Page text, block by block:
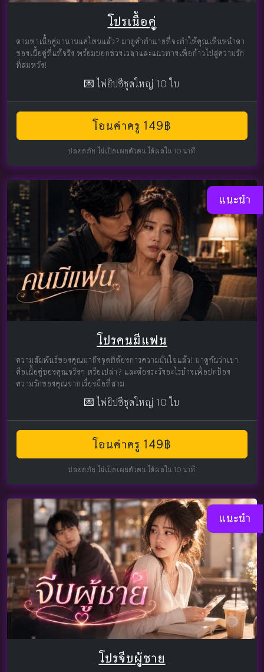
โปรเนื้อคู่
ตามหาเนื้อคู่มานานแค่ไหนแล้ว? มาดูคำทำนายที่จะทำให้คุณเห็นหน้าตา
ของเนื้อคู่ที่แท้จริง พร้อมบอกช่วงเวลาและแนวทางเพื่อก้าวไปสู่ความรัก
ที่สมหวัง!
💌 ไพ่ยิปซีชุดใหญ่ 10 ใบ
โอนค่าครู 149฿
ปลอดภัย ไม่เปิดเผยตัวตน ได้ผลใน 10 นาที
แนะนำ
โปรคนมีแฟน
ความสัมพันธ์ของคุณมาถึงจุดที่ต้องการความมั่นใจแล้ว! มาดูกันว่าเขา
คือเนื้อคู่ของคุณจริงๆ หรือเปล่า? และต้องระวังอะไรบ้างเพื่อปกป้อง
ความรักของคุณจากเรื่องมือที่สาม
💌 ไพ่ยิปซีชุดใหญ่ 10 ใบ
โอนค่าครู 149฿
ปลอดภัย ไม่เปิดเผยตัวตน ได้ผลใน 10 นาที
แนะนำ
โปรจีบผู้ชาย